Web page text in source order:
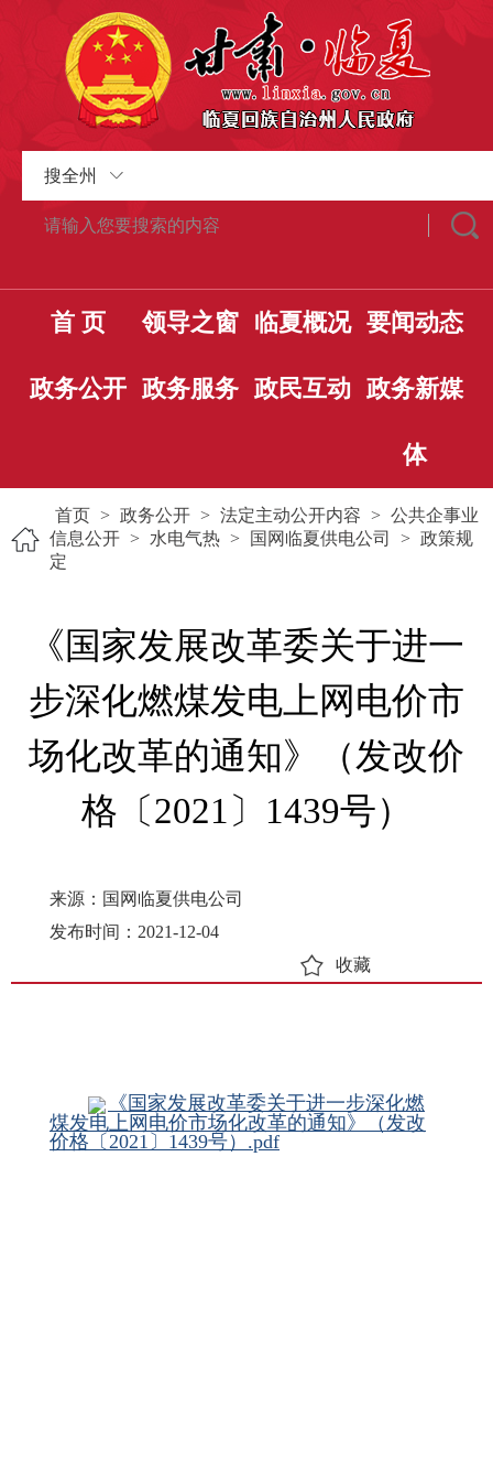
搜全州
首 页 领导之窗 临夏概况 要闻动态
政务公开 政务服务 政民互动 政务新媒
体
首页 > 政务公开 > 法定主动公开内容 > 公共企事业
信息公开 > 水电气热 > 国网临夏供电公司 > 政策规
定
《国家发展改革委关于进一
步深化燃煤发电上网电价市
场化改革的通知》（发改价
格〔2021〕1439号）
来源：国网临夏供电公司
发布时间：2021-12-04
收藏
《国家发展改革委关于进一步深化燃
煤发电上网电价市场化改革的通知》（发改
价格〔2021〕1439号）.pdf